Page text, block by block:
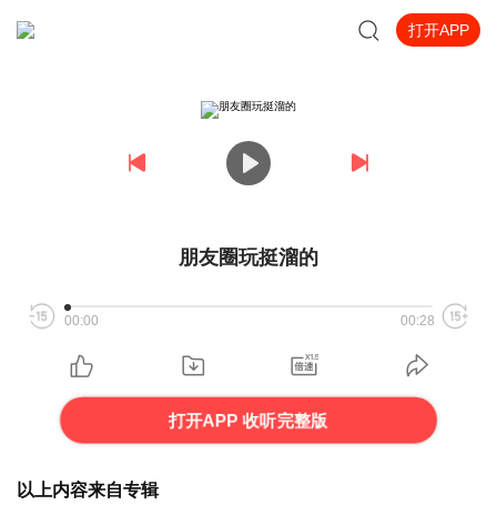
打开APP
朋友圈玩挺溜的
00:00 00:28
打开APP 收听完整版
以上内容来自专辑